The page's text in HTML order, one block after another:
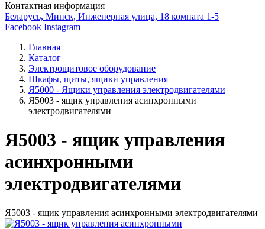
Контактная информация
Беларусь, Минск, Инженерная улица, 18 комната 1-5
Facebook Instagram
Главная
Каталог
Электрощитовое оборудование
Шкафы, щиты, ящики управления
Я5000 - Ящики управления электродвигателями
Я5003 - ящик управления асинхронными
электродвигателями
Я5003 - ящик управления
асинхронными
электродвигателями
Я5003 - ящик управления асинхронными электродвигателями